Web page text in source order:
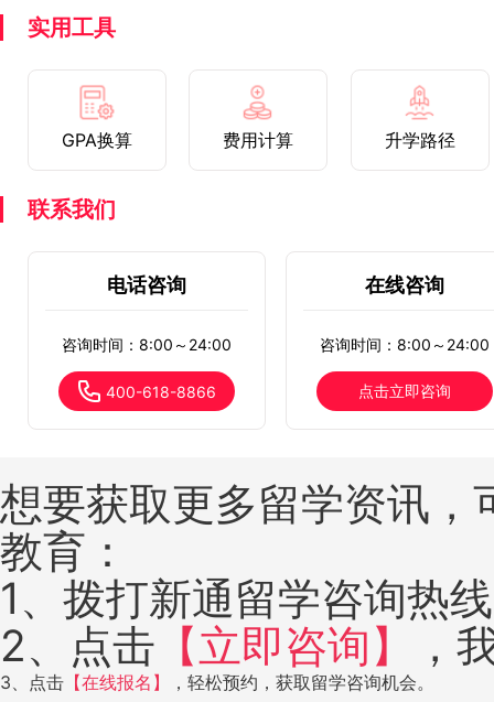
实用工具
GPA换算 费用计算 升学路径
联系我们
电话咨询
咨询时间：8:00～24:00
400-618-8866
在线咨询
咨询时间：8:00～24:00
点击立即咨询
想要获取更多留学资讯
教育：
1、拨打新通留学咨询热
2、点击 【立即咨询】 ，
3、点击 【在线报名】 ，轻松预约，获取留学咨询机会。